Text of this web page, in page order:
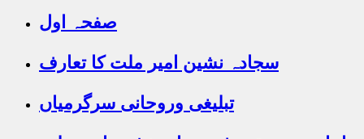
صفحہ اول
سجادہ نشین امیر ملت کا تعارف
تبلیغی وروحانی سرگرمیاں